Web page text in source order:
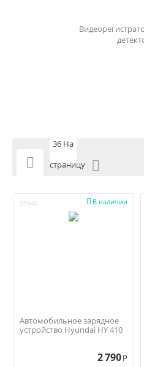

36 На
страницу
29946 В наличии

Автомобильное зарядное
устройство Hyundai HY 410
2 790 Р